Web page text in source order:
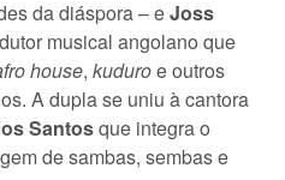
da diáspora – eJoss
musical angolano que
house, kuduroe outros
A dupla se uniu à cantora
Santosque integra o
de sambas, sembas e